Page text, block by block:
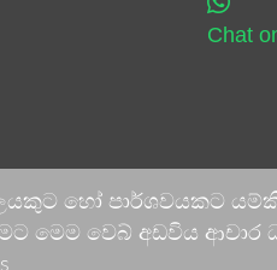
Chat
හෝ පාර්ශවයකට
වෙබ් අඩවිය ආචාර